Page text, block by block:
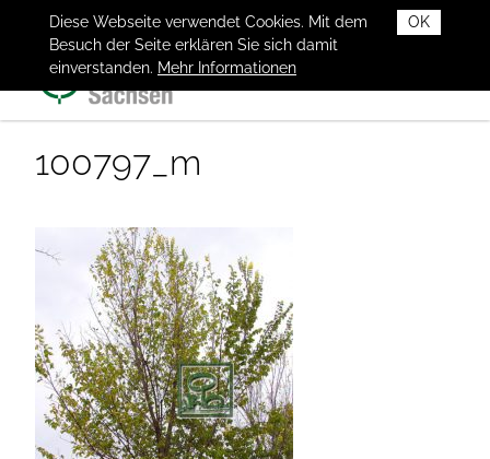
OK
Diese Webseite verwendet Cookies. Mit dem
Besuch der Seite erklären Sie sich damit
einverstanden. Mehr Informationen
100797_m